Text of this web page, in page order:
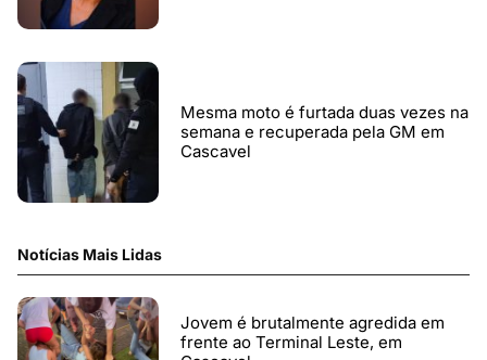
Mesma moto é furtada duas vezes na
semana e recuperada pela GM em
Cascavel
Notícias Mais Lidas
Jovem é brutalmente agredida em
frente ao Terminal Leste, em